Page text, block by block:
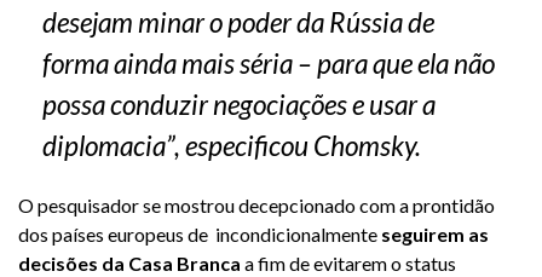
desejam minar o poder da Rússia de
forma ainda mais séria – para que ela não
possa conduzir negociações e usar a
diplomacia”, especificou Chomsky.
O pesquisador se mostrou decepcionado com a prontidão
dos países europeus de incondicionalmente seguirem as
decisões da Casa Branca a fim de evitarem o status